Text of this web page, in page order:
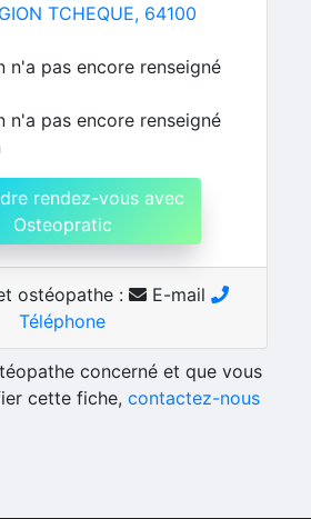
TCHEQUE, 64100
n'a pas encore renseigné
n'a pas encore renseigné
rendez-vous avec
Osteopratic
ostéopathe :
E-mail
Téléphone
concerné et que vous
cette fiche, contactez-nous